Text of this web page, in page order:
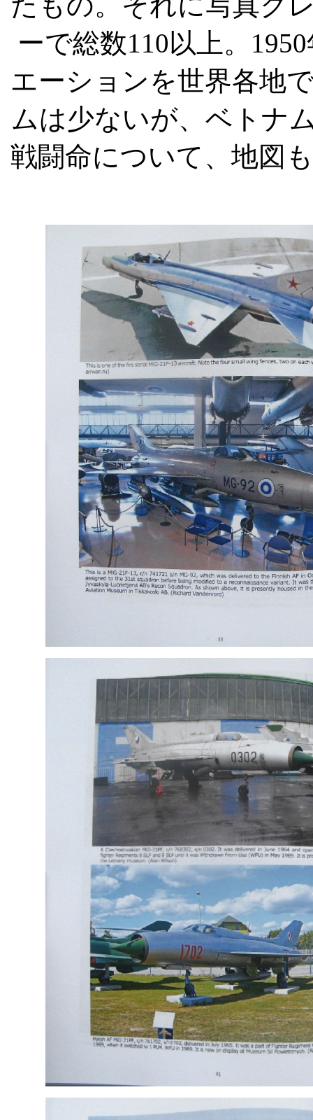
ーで総数110以上。 1950
エーションを世界各地
ムは少ないが、ベトナ
戦闘命について、地図